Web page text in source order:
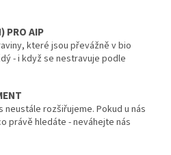
PRO AIP
které jsou převážně v bio
- i když se nestravuje podle
neustále rozšiřujeme. Pokud u nás
právě hledáte - neváhejte nás